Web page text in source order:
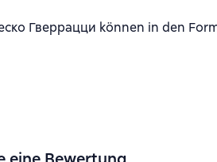
Гверрацци können in den